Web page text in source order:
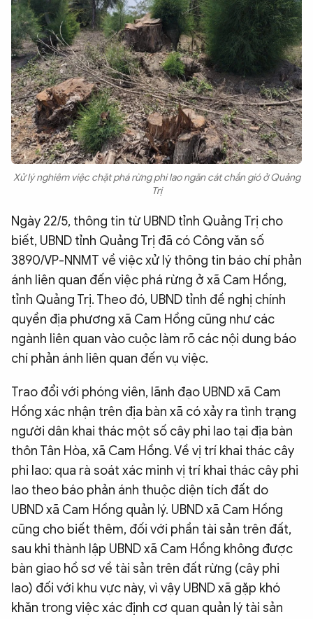
Xử lý nghiêm việc chặt phá rừng phi lao ngăn cát chắn gió ở Quảng
Trị
Ngày 22/5, thông tin từ UBND tỉnh Quảng Trị cho
biết, UBND tỉnh Quảng Trị đã có Công văn số
3890/VP-NNMT về việc xử lý thông tin báo chí phản
ánh liên quan đến việc phá rừng ở xã Cam Hồng,
tỉnh Quảng Trị. Theo đó, UBND tỉnh đề nghị chính
quyền địa phương xã Cam Hồng cũng như các
ngành liên quan vào cuộc làm rõ các nội dung báo
chí phản ánh liên quan đến vụ việc.
Trao đổi với phóng viên, lãnh đạo UBND xã Cam
Hồng xác nhận trên địa bàn xã có xảy ra tình trạng
người dân khai thác một số cây phi lao tại địa bàn
thôn Tân Hòa, xã Cam Hồng. Về vị trí khai thác cây
phi lao: qua rà soát xác minh vị trí khai thác cây phi
lao theo báo phản ánh thuộc diện tích đất do
UBND xã Cam Hồng quản lý. UBND xã Cam Hồng
cũng cho biết thêm, đối với phần tài sản trên đất,
sau khi thành lập UBND xã Cam Hồng không được
bàn giao hồ sơ về tài sản trên đất rừng (cây phi
lao) đối với khu vực này, vì vậy UBND xã gặp khó
khăn trong việc xác định cơ quan quản lý tài sản